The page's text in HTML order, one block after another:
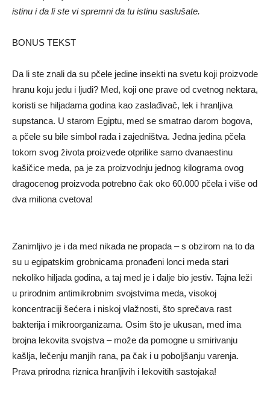
istinu i da li ste vi spremni da tu istinu saslušate.
BONUS TEKST
Da li ste znali da su pčele jedine insekti na svetu koji proizvode
hranu koju jedu i ljudi? Med, koji one prave od cvetnog nektara,
koristi se hiljadama godina kao zaslađivač, lek i hranljiva
supstanca. U starom Egiptu, med se smatrao darom bogova,
a pčele su bile simbol rada i zajedništva. Jedna jedina pčela
tokom svog života proizvede otprilike samo dvanaestinu
kašičice meda, pa je za proizvodnju jednog kilograma ovog
dragocenog proizvoda potrebno čak oko 60.000 pčela i više od
dva miliona cvetova!
Zanimljivo je i da med nikada ne propada – s obzirom na to da
su u egipatskim grobnicama pronađeni lonci meda stari
nekoliko hiljada godina, a taj med je i dalje bio jestiv. Tajna leži
u prirodnim antimikrobnim svojstvima meda, visokoj
koncentraciji šećera i niskoj vlažnosti, što sprečava rast
bakterija i mikroorganizama. Osim što je ukusan, med ima
brojna lekovita svojstva – može da pomogne u smirivanju
kašlja, lečenju manjih rana, pa čak i u poboljšanju varenja.
Prava prirodna riznica hranljivih i lekovitih sastojaka!